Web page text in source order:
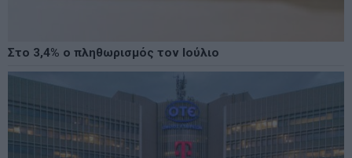
Στο 3,4% ο πληθωρισμός τον Ιούλιο